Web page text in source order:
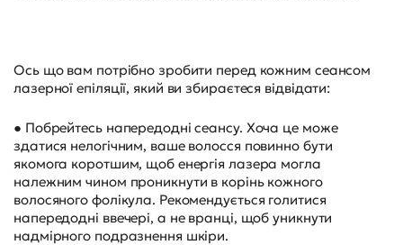
Ось що вам потрібно зробити перед кожним сеансом
лазерної епіляції, який ви збираєтеся відвідати:
● Побрейтесь напередодні сеансу. Хоча це може
здатися нелогічним, ваше волосся повинно бути
якомога коротшим, щоб енергія лазера могла
належним чином проникнути в корінь кожного
волосяного фолікула. Рекомендується голитися
напередодні ввечері, а не вранці, щоб уникнути
надмірного подразнення шкіри.